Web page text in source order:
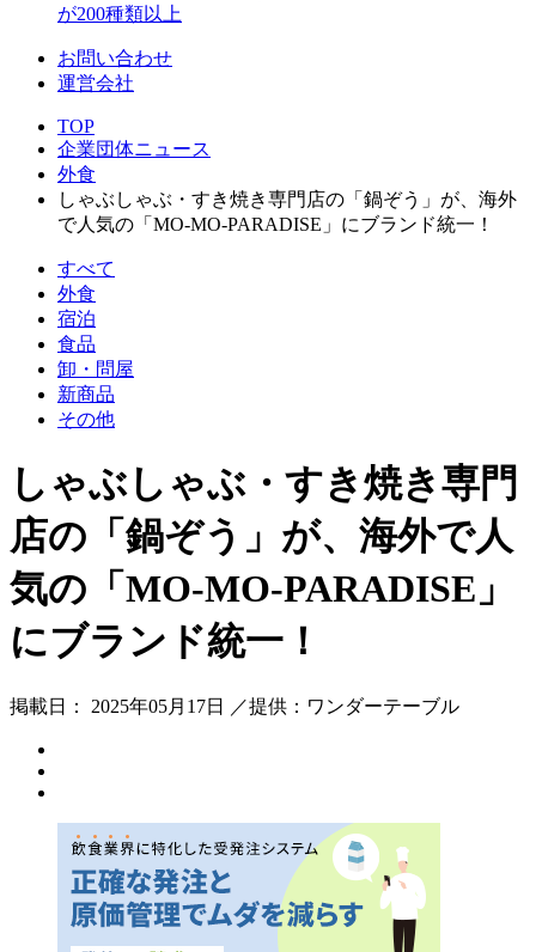
が200種類以上
お問い合わせ
運営会社
TOP
企業団体ニュース
外食
しゃぶしゃぶ・すき焼き専門店の「鍋ぞう」が、海外
で人気の「MO-MO-PARADISE」にブランド統一！
すべて
外食
宿泊
食品
卸・問屋
新商品
その他
しゃぶしゃぶ・すき焼き専門
店の「鍋ぞう」が、海外で人
気の「MO-MO-PARADISE」
にブランド統一！
掲載日： 2025年05月17日 ／提供：ワンダーテーブル